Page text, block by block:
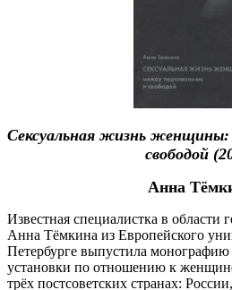
Сексуальная жизнь
свободой
Анна
Известная специалистка в области
Анна Тёмкина из Европейского
Петербурге выпустила
установки по отношению к
трёх постсоветских странах: